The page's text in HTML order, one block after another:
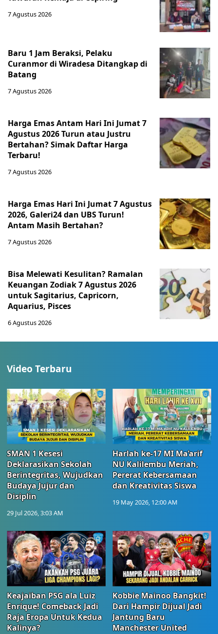
7 Agustus 2026
Baru 1 Jam Beraksi, Pelaku
Curanmor di Wiradesa Ditangkap di
Batang
7 Agustus 2026
Harga Emas Antam Hari Ini Jumat 7
Agustus 2026 Turun atau Justru
Bertahan? Simak Daftar Harga
Terbaru!
7 Agustus 2026
Harga Emas Hari Ini Jumat 7 Agustus
2026, Galeri24 dan UBS Turun!
Antam Masih Bertahan?
7 Agustus 2026
Bisa Melewati Kesulitan? Ramalan
Keuangan Zodiak 7 Agustus 2026
untuk Sagitarius, Capricorn,
Aquarius, Pisces
6 Agustus 2026
Video Terbaru
SMAN 1 Kesesi
Deklarasikan Sekolah
Berintegritas, Wujudkan
Budaya Jujur dan
Disiplin
29 Jul 2026, 3:03 AM
Harlah ke-17 MI Ma’arif
NU Kalilembu Meriah,
Pererat Kebersamaan
dan Kreativitas Siswa
19 May 2026, 12:00 AM
Keajaiban PSG ala Luiz
Enrique! Comeback Jadi
Raja Eropa Untuk Kedua
Kalinya?
Kobbie Mainoo Bangkit!
Dari Hampir Dijual Jadi
Jantung Baru
Manchester United